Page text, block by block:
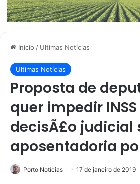
Início / Ultimas Notícias
Ultimas Notícias
Proposta de
quer impedir
decisÃ£o judicial
aposentadoria
Porto Notícias 17 de janeiro de 2019